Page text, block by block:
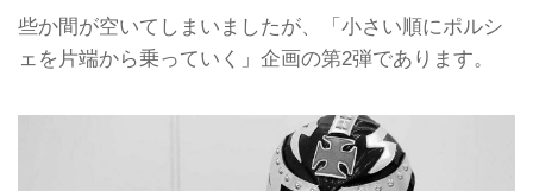
些か間が空いてしまいましたが、「小さい順にポルシ
ェを片端から乗っていく」企画の第2弾であります。